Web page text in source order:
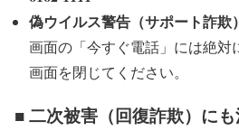
偽ウイルス警告（サポート詐欺）
画面の「今すぐ電話」には絶対
画面を閉じてください。
■ 二次被害（回復詐欺）に